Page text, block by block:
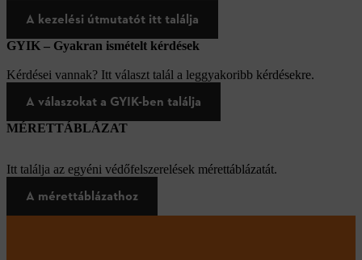
A kezelési útmutatót itt találja
GYIK – Gyakran ismételt kérdések
Kérdései vannak? Itt választ talál a leggyakoribb kérdésekre.
A válaszokat a GYIK-ben találja
MÉRETTÁBLÁZAT
Itt találja az egyéni védőfelszerelések mérettáblázatát.
A mérettáblázathoz